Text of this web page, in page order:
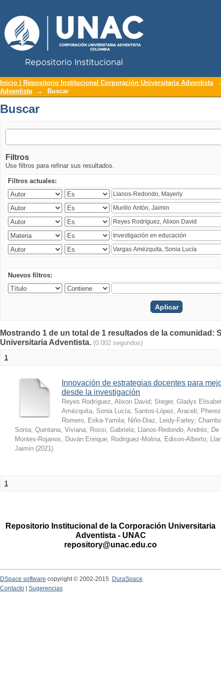
Buscar
Inicio | Repositorio Institucional Corporación Universitaria Adventista
Adventista
→ Buscar
Buscar
Filtros
Use filtros para refinar sus resultados.
Filtros actuales:
Nuevos filtros:
Mostrando 1 de un total de 1 resultados de la comunidad:
Universitaria Adventista. (0.002 segundos)
1
Innovación de estrategias docentes para
desde la investigación
Reyes Rodríguez, Alixon David; Steger, Gladys
Amézquita, Sonia Lucía; Santos-López, Araceli;
Romero, Erika-Yamila; Niño-Diaz, Leidy-Farley;
Sonia; Quintana, Viviana; Rossi, Gabriela; Llanos-Redondo, Andrés;
Montes-Rojanos, Duván Enrique; Rodriguez-Molina, Edison-Alberto;
Jaimin (2021)
1
Repositorio Institucional de la Corporación Universitaria
Adventista - UNAC
repository@unac.edu.co
DSpace software copyright © 2002-2015
DuraSpace
Contacto
Sugerencias